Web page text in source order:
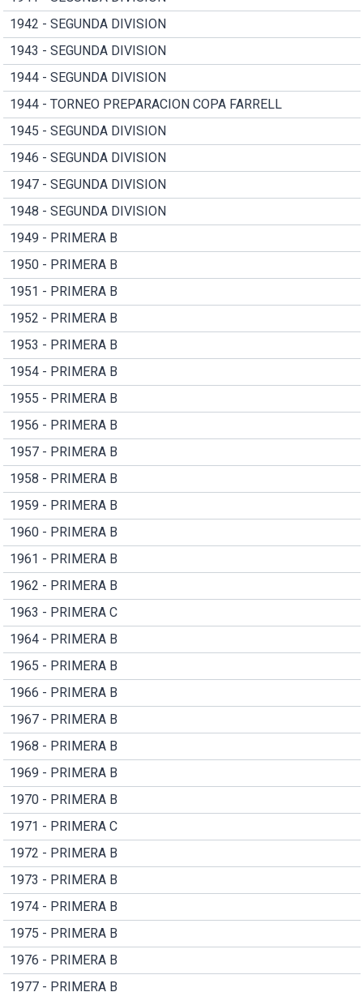
1942 - SEGUNDA DIVISION
1943 - SEGUNDA DIVISION
1944 - SEGUNDA DIVISION
1944 - TORNEO PREPARACION COPA FARRELL
1945 - SEGUNDA DIVISION
1946 - SEGUNDA DIVISION
1947 - SEGUNDA DIVISION
1948 - SEGUNDA DIVISION
1949 - PRIMERA B
1950 - PRIMERA B
1951 - PRIMERA B
1952 - PRIMERA B
1953 - PRIMERA B
1954 - PRIMERA B
1955 - PRIMERA B
1956 - PRIMERA B
1957 - PRIMERA B
1958 - PRIMERA B
1959 - PRIMERA B
1960 - PRIMERA B
1961 - PRIMERA B
1962 - PRIMERA B
1963 - PRIMERA C
1964 - PRIMERA B
1965 - PRIMERA B
1966 - PRIMERA B
1967 - PRIMERA B
1968 - PRIMERA B
1969 - PRIMERA B
1970 - PRIMERA B
1971 - PRIMERA C
1972 - PRIMERA B
1973 - PRIMERA B
1974 - PRIMERA B
1975 - PRIMERA B
1976 - PRIMERA B
1977 - PRIMERA B